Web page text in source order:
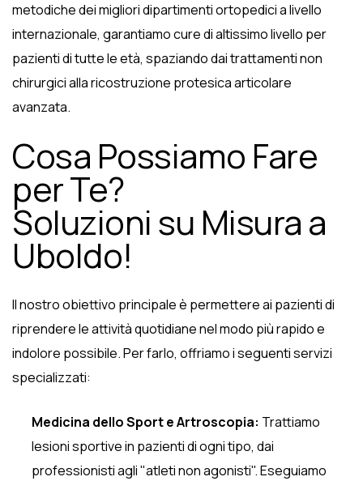
metodiche dei migliori dipartimenti ortopedici a livello
internazionale, garantiamo cure di altissimo livello per
pazienti di tutte le età, spaziando dai trattamenti non
chirurgici alla ricostruzione protesica articolare
avanzata.
Cosa Possiamo Fare
per Te?
Soluzioni su Misura a
Uboldo!
Il nostro obiettivo principale è permettere ai pazienti di
riprendere le attività quotidiane nel modo più rapido e
indolore possibile. Per farlo, offriamo i seguenti servizi
specializzati:
Medicina dello Sport e Artroscopia: Trattiamo
lesioni sportive in pazienti di ogni tipo, dai
professionisti agli "atleti non agonisti". Eseguiamo